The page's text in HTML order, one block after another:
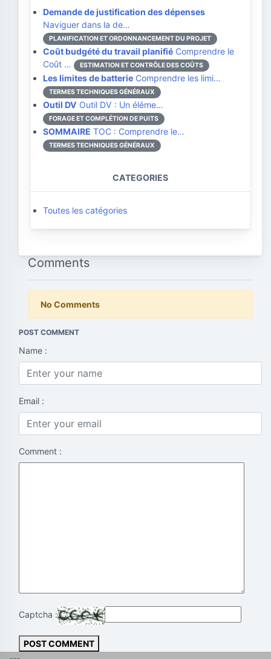
Demande de justification des dépenses
Naviguer dans la de…
PLANIFICATION ET ORDONNANCEMENT DU PROJET
Coût budgété du travail planifié Comprendre le
Coût …
ESTIMATION ET CONTRÔLE DES COÛTS
Les limites de batterie Comprendre les limi…
TERMES TECHNIQUES GÉNÉRAUX
Outil DV Outil DV : Un éléme…
FORAGE ET COMPLÉTION DE PUITS
SOMMAIRE TOC : Comprendre le…
TERMES TECHNIQUES GÉNÉRAUX
CATEGORIES
Toutes les catégories
Comments
No Comments
POST COMMENT
Name :
Email :
Comment :
Captcha :
POST COMMENT